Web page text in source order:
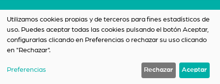
Términos y condiciones
Política de privacidad
Utilizamos cookies propias y de terceros para fines estadísticos de
uso. Puedes aceptar todas las cookies pulsando el botón Aceptar,
configurarlas clicando en Preferencias o rechazar su uso clicando
en "Rechazar".
Preferencias Rechazar Aceptar